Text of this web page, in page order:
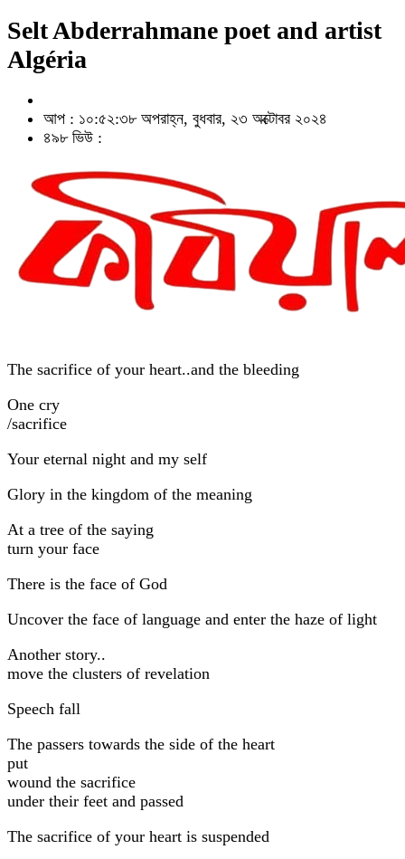
Selt Abderrahmane poet and artist
Algéria
আপ : ১০:৫২:৩৮ অপরাহ্ন, বুধবার, ২৩ অক্টোবর ২০২৪
৪৯৮ ভিউ :
The sacrifice of your heart..and the bleeding
One cry
/sacrifice
Your eternal night and my self
Glory in the kingdom of the meaning
At a tree of the saying
turn your face
There is the face of God
Uncover the face of language and enter the haze of light
Another story..
move the clusters of revelation
Speech fall
The passers towards the side of the heart
put
wound the sacrifice
under their feet and passed
The sacrifice of your heart is suspended